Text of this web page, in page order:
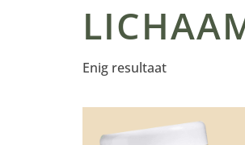
Enig resultaat